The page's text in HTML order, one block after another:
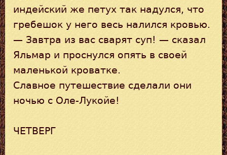
индейский же петух так надулся, что
гребешок у него весь налился кровью.
— Завтра из вас сварят суп! — сказал
Яльмар и проснулся опять в своей
маленькой кроватке.
Славное путешествие сделали они
ночью с Оле-Лукойе!
ЧЕТВЕРГ